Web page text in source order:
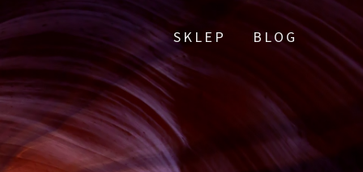
SKLEP BLOG